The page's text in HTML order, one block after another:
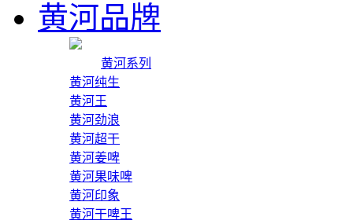
黄河品牌
黄河系列
黄河纯生
黄河王
黄河劲浪
黄河超干
黄河姜啤
黄河果味啤
黄河印象
黄河干啤王